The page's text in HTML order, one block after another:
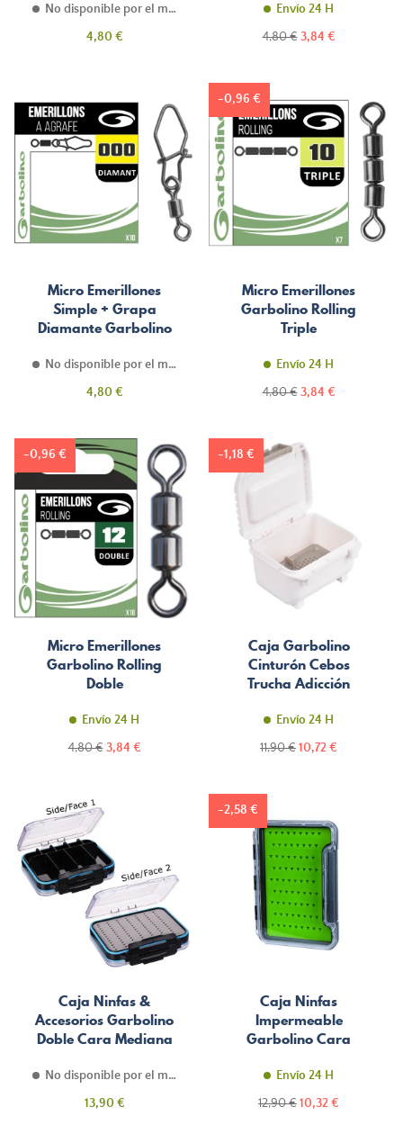
No disponible por el momento
Precio
4,80 €
Envío 24 H
Precio
4,80 € Precio
3,84 €
Micro Emerillones
Simple + Grapa
Diamante Garbolino
No disponible por el momento
Precio
4,80 €
Micro Emerillones
Garbolino Rolling
Triple
Envío 24 H
Precio
4,80 € Precio
3,84 €
-0,96 €
Micro Emerillones
Garbolino Rolling
Doble
Envío 24 H
Precio
4,80 € Precio
3,84 €
-0,96 €
Caja Garbolino
Cinturón Cebos
Trucha Adicción
Envío 24 H
Precio
11,90 €Precio
10,72 €
-1,18 €
Caja Ninfas &
Accesorios Garbolino
Doble Cara Mediana
No disponible por el momento
Precio
13,90 €
Caja Ninfas
Impermeable
Garbolino Cara
Mediana
Envío 24 H
Precio
12,90 €Precio
10,32 €
-2,58 €